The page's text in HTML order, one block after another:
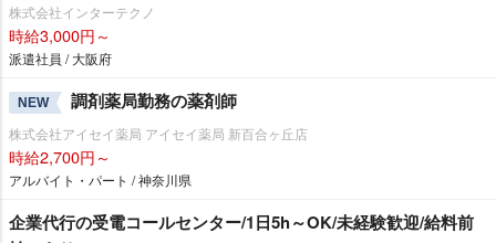
株式会社インターテクノ
時給3,000円～
派遣社員 / 大阪府
NEW 調剤薬局勤務の薬剤師
株式会社アイセイ薬局 アイセイ薬局 新百合ヶ丘店
時給2,700円～
アルバイト・パート / 神奈川県
企業代行の受電コールセンター/1日5h～OK/未経験歓迎/給料前